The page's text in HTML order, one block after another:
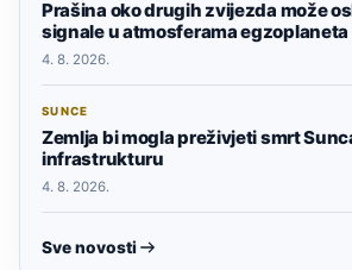
Prašina oko drugih zvijezda može
signale u atmosferama
4. 8. 2026.
SUNCE
Zemlja bi mogla preživjeti smrt
infrastrukturu
4. 8. 2026.
Sve novosti